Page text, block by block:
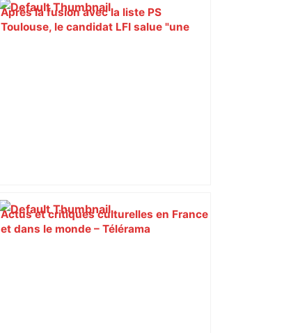
Après la fusion avec la liste PS
Toulouse, le candidat LFI salue "une
Actus et critiques culturelles en France
et dans le monde – Télérama